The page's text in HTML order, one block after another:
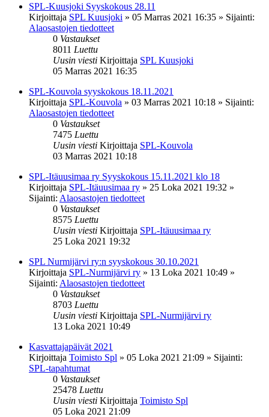
SPL-Kuusjoki Syyskokous 28.11
Kirjoittaja SPL Kuusjoki » 05 Marras 2021 16:35 » Sijainti:
Alaosastojen tiedotteet
0 Vastaukset
8011 Luettu
Uusin viesti Kirjoittaja SPL Kuusjoki
05 Marras 2021 16:35
SPL-Kouvola syyskokous 18.11.2021
Kirjoittaja SPL-Kouvola » 03 Marras 2021 10:18 » Sijainti:
Alaosastojen tiedotteet
0 Vastaukset
7475 Luettu
Uusin viesti Kirjoittaja SPL-Kouvola
03 Marras 2021 10:18
SPL-Itäuusimaa ry Syyskokous 15.11.2021 klo 18
Kirjoittaja SPL-Itäuusimaa ry » 25 Loka 2021 19:32 »
Sijainti: Alaosastojen tiedotteet
0 Vastaukset
8575 Luettu
Uusin viesti Kirjoittaja SPL-Itäuusimaa ry
25 Loka 2021 19:32
SPL Nurmijärvi ry:n syyskokous 30.10.2021
Kirjoittaja SPL-Nurmijärvi ry » 13 Loka 2021 10:49 »
Sijainti: Alaosastojen tiedotteet
0 Vastaukset
8703 Luettu
Uusin viesti Kirjoittaja SPL-Nurmijärvi ry
13 Loka 2021 10:49
Kasvattajapäivät 2021
Kirjoittaja Toimisto Spl » 05 Loka 2021 21:09 » Sijainti:
SPL-tapahtumat
0 Vastaukset
25478 Luettu
Uusin viesti Kirjoittaja Toimisto Spl
05 Loka 2021 21:09